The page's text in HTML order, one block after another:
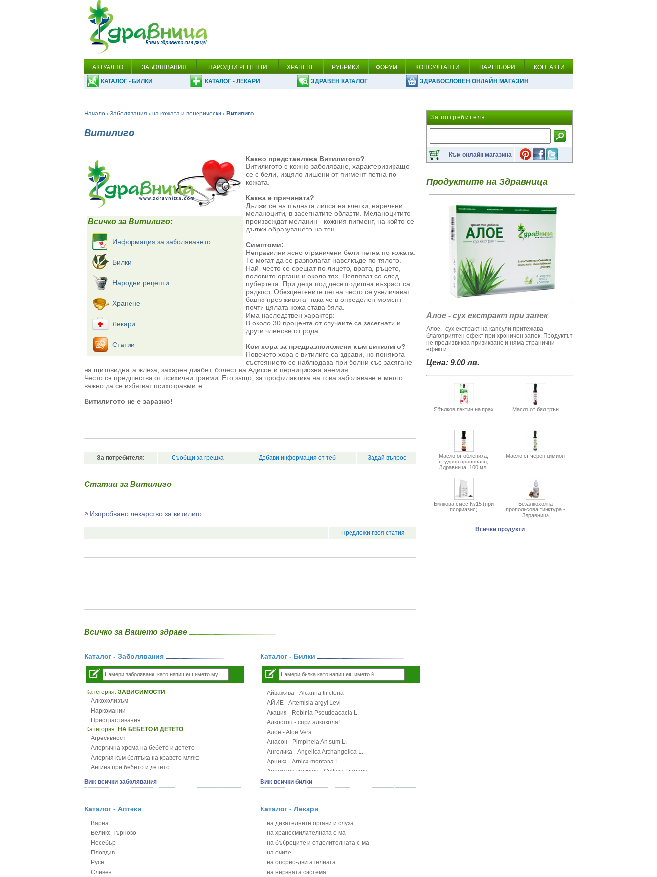
АКТУАЛНО ЗАБОЛЯВАНИЯ НАРОДНИ РЕЦЕПТИ ХРАНЕНЕ РУБРИКИ ФОРУМ КОНСУЛТАНТИ ПАРТНЬОРИ КОНТАКТИ
КАТАЛОГ - БИЛКИ КАТАЛОГ - ЛЕКАРИ ЗДРАВЕН КАТАЛОГ ЗДРАВОСЛОВЕН ОНЛАЙН МАГАЗИН
Начало › Заболявания › на кожата и венерически › Витилиго
Витилиго
Всичко за Витилиго:
Информация за заболяването
Билки
Народни рецепти
Хранене
Лекари
Статии
Какво представлява Витилигото?
Витилигото е кожно заболяване, характеризиращо
се с бели, изцяло лишени от пигмент петна по
кожата.
Каква е причината?
Дължи се на пълната липса на клетки, наречени
меланоцити, в засегнатите области. Меланоцитите
произвеждат меланин - кожния пигмент, на който се
дължи образуването на тен.
Симптоми:
Неправилни ясно ограничени бели петна по кожата.
Те могат да се разполагат навсякъде по тялото.
Най- често се срещат по лицето, врата, ръцете,
половите органи и около тях. Появяват се след
пубертета. При деца под десетгодишна възраст са
рядкост. Обезцветените петна често се увеличават
бавно през живота, така че в определен момент
почти цялата кожа става бяла.
Има наследствен характер:
В около 30 процента от случаите са засегнати и
други членове от рода.
Кои хора за предразположени към витилиго?
Повечето хора с витилиго са здрави, но понякога
състоянието се наблюдава при болни със засягане
на щитовидната жлеза, захарен диабет, болест на Адисон и пернициозна анемия.
Често се предшества от психични травми. Ето защо, за профилактика на това заболяване е много
важно да се избягват психотравмите.
Витилигото не е заразно!
За потребителя: Съобщи за грешка Добави информация от теб Задай въпрос
Статии за Витилиго
Изпробвано лекарство за витилиго
Предложи твоя статия
Всичко за Вашето здраве
Каталог - Заболявания
Категория: ЗАВИСИМОСТИ
Алкохолизъм
Наркомании
Пристрастявания
Категория: НА БЕБЕТО И ДЕТЕТО
Агресивност
Алергична хрема на бебето и детето
Алергия към белтъка на кравето мляко
Ангина при бебето и детето
Анемия при бебето и детето
Апетит - пълни деца
Безапетитие при бебето и детето
Бронхит и пневмония при деца
Варицела
Висока температура на бебето и детето
Възпаление на ушите на бебето и детето
Глисти
Грижа за пъпа на новороденото
Виж всички заболявания
Каталог - Билки
Айважива - Alcanna tinctoria
АЙИЕ - Artemisia argyi Levl
Акация - Robinia Pseudoacacia L.
Алкостоп - спри алкохола!
Алое - Aloe Vera
Анасон - Pimpinela Anisum L.
Ангелика - Angelica Archangelica L.
Арника - Arnica montana L.
Ароматна кализия - Callisia Fragans
Арония - Sorbus melanocorpa
Блатен аир - Acorus calamus L.
Блатен тъжник - Spirea ulmaria L.
Блян
Бобови шушулки - Phaseolus Vulgaris L.
Божур - Paeonia Decora
Борови връхчета - Pinus sylvestris
Босилек - Ocimum Basillicum
Виж всички билки
Каталог - Аптеки
Варна
Велико Търново
Несебър
Пловдив
Русе
Сливен
Каталог - Лекари
на дихателните органи и слуха
на храносмилателната с-ма
на бъбреците и отделителната с-ма
на очите
на опорно-двигателната
на нервната система
За потребителя
Към онлайн магазина
Продуктите на Здравница
Алое - сух екстракт при запек
Алое - сух екстракт на капсули притежава
благоприятен ефект при хроничен запек. Продуктът
не предизвиква привикване и няма странични
ефекти....
Цена: 9.00 лв.
Ябълков пектин на прах Масло от бял трън
Масло от облепиха,
студено пресовано,
Здравница, 100 мл.
Масло от черен кимион
Билкова смес №15 (при
псориазис)
Безалкохолна
прополисова тинктура -
Здравница
Всички продукти